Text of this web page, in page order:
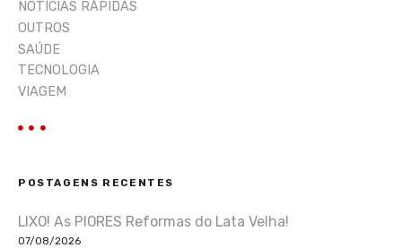
NOTÍCIAS RÁPIDAS
OUTROS
SAÚDE
TECNOLOGIA
VIAGEM
POSTAGENS RECENTES
LIXO! As PIORES Reformas do Lata Velha!
07/08/2026